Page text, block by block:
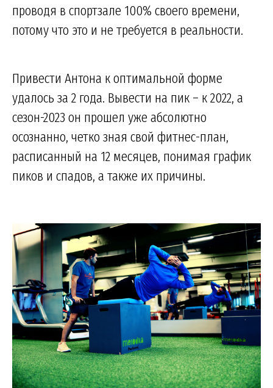
проводя в спортзале 100% своего времени,
потому что это и не требуется в реальности.
Привести Антона к оптимальной форме
удалось за 2 года. Вывести на пик – к 2022, а
сезон-2023 он прошел уже абсолютно
осознанно, четко зная свой фитнес-план,
расписанный на 12 месяцев, понимая график
пиков и спадов, а также их причины.